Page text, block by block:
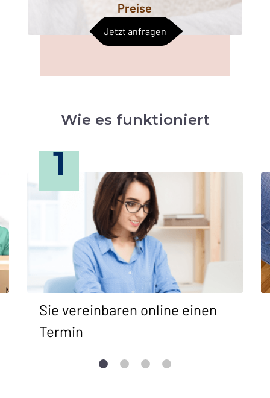
Preise
Jetzt anfragen
Wie es funktioniert
1
Sie vereinbaren online einen
Termin